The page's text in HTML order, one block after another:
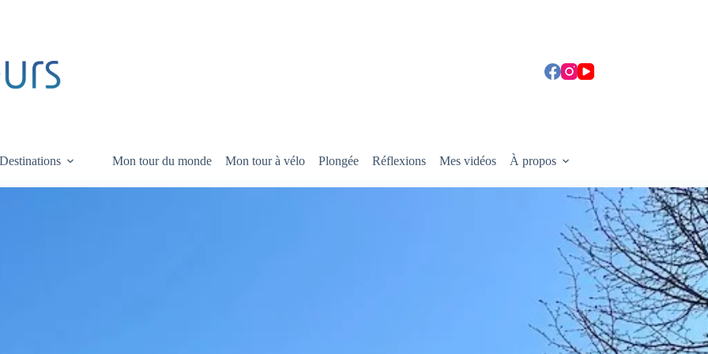
Destinations Mon tour du monde Mon tour à vélo Plongée Réflexions Mes vidéos À propos